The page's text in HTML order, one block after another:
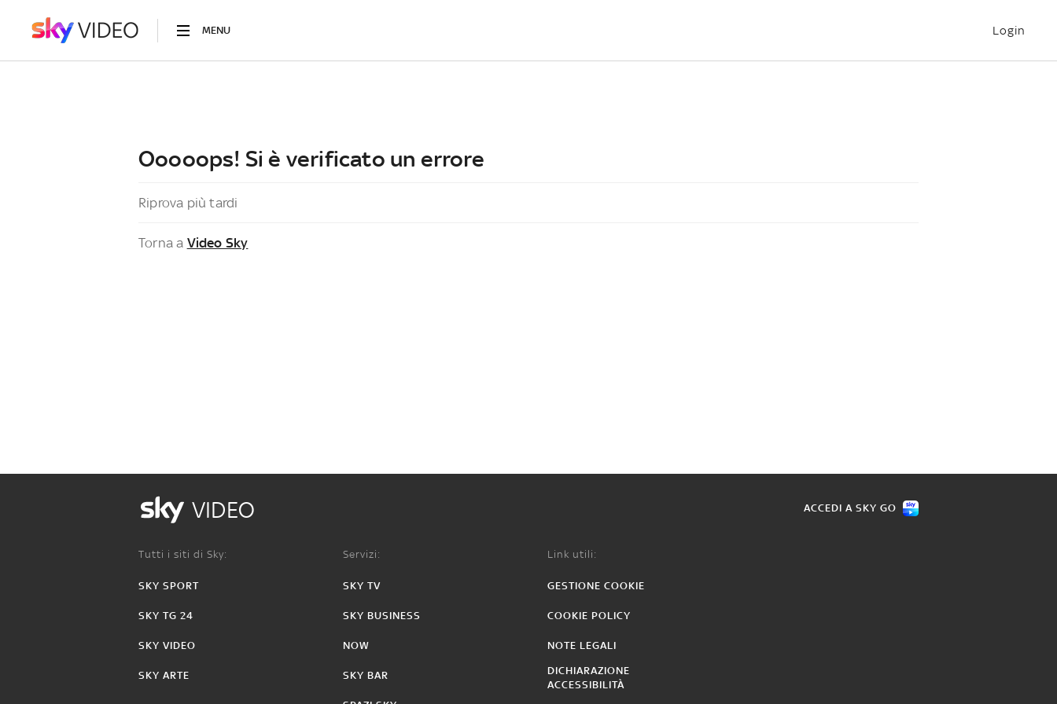
MENU Login
Ooooops! Si è verificato un errore
Riprova più tardi
Torna a Video Sky
VIDEO ACCEDI A SKY GO
Tutti i siti di Sky:
SKY SPORT
SKY TG 24
SKY VIDEO
SKY ARTE
Servizi:
SKY TV
SKY BUSINESS
NOW
SKY BAR
Link utili:
GESTIONE COOKIE
COOKIE POLICY
NOTE LEGALI
DICHIARAZIONE
ACCESSIBILITÀ